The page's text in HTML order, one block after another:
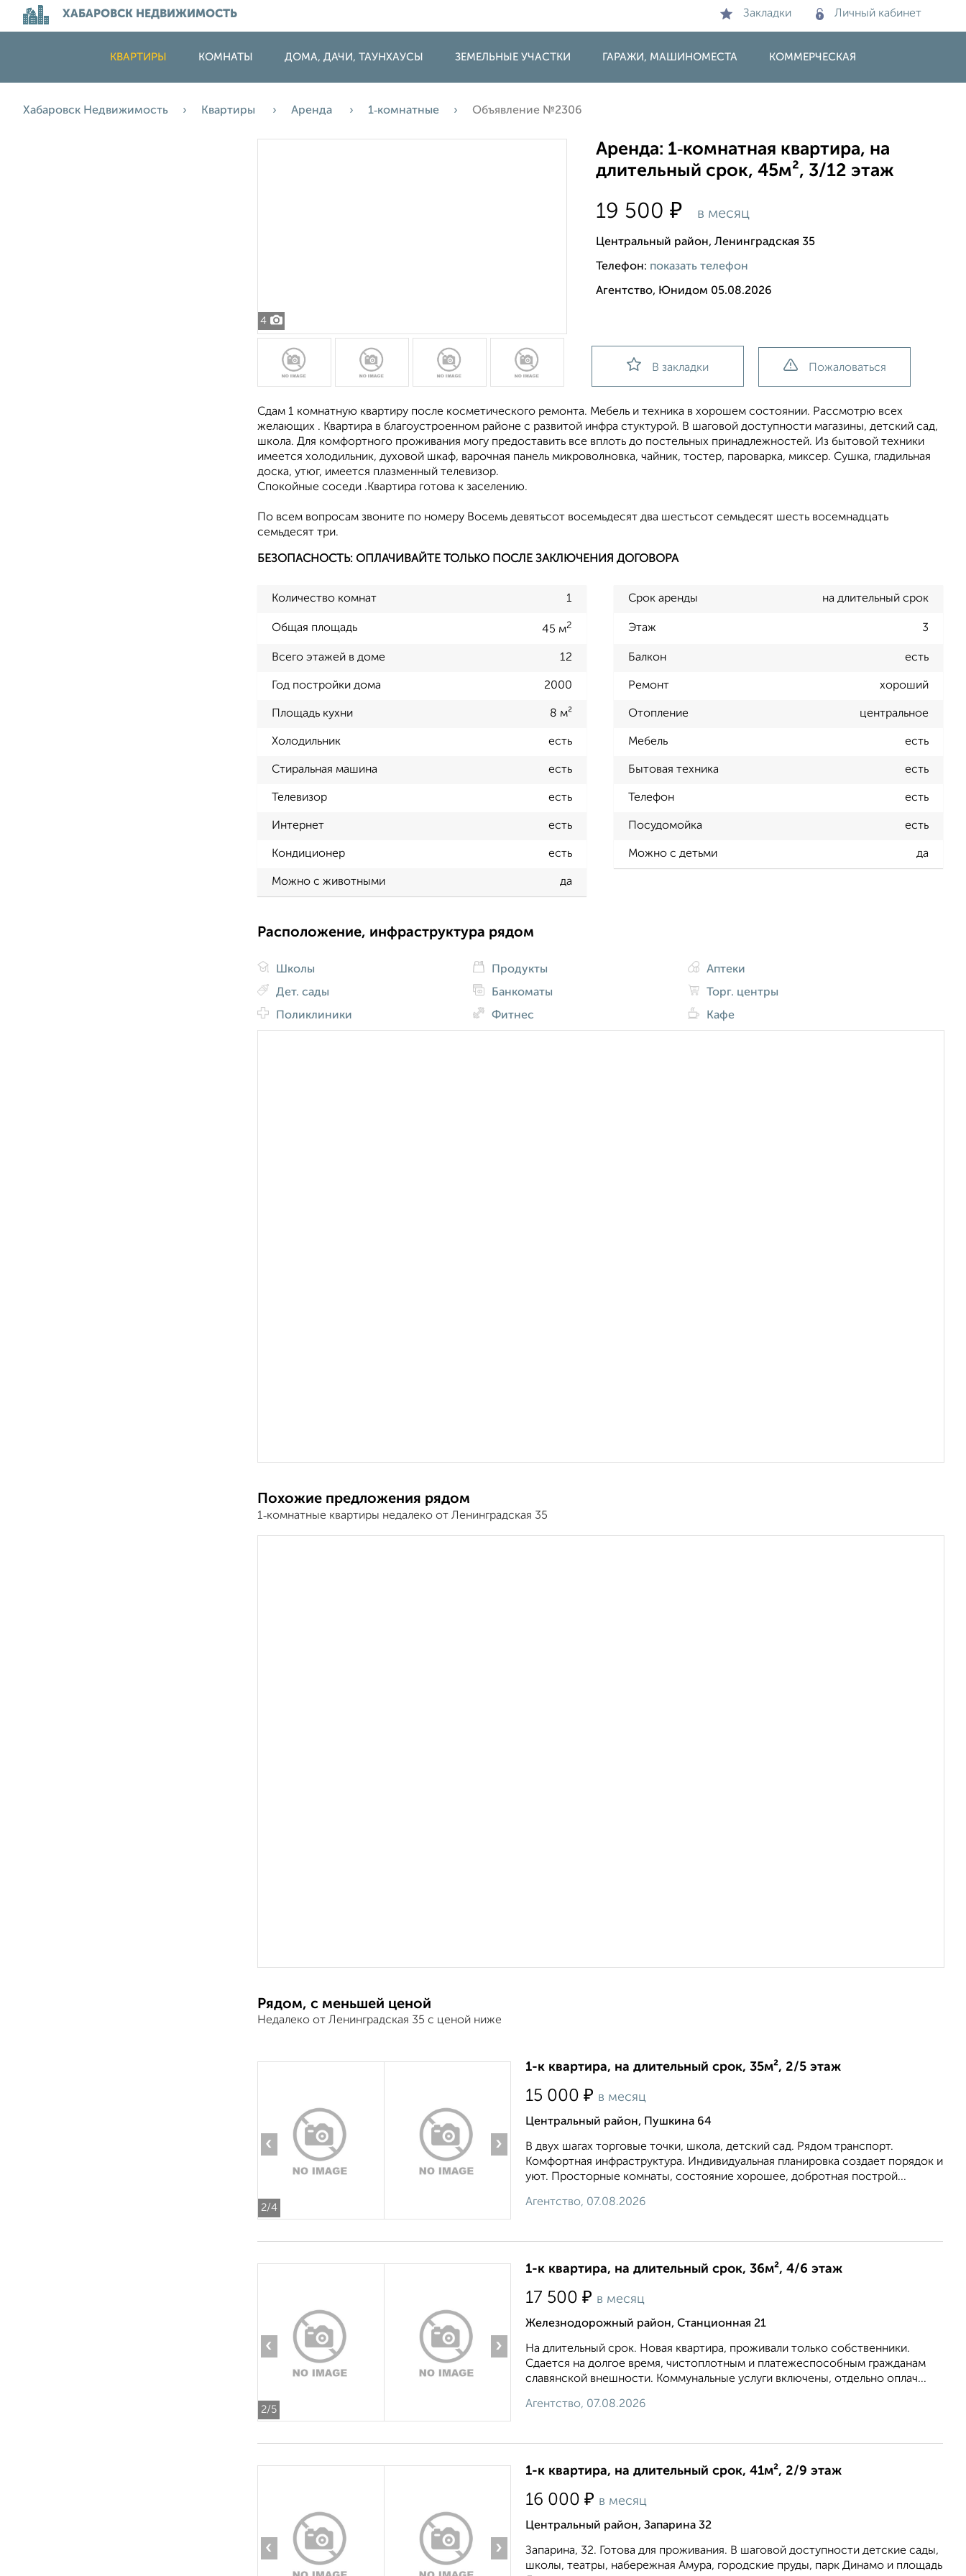
ХАБАРОВСК НЕДВИЖИМОСТЬ Закладки Личный кабинет
КВАРТИРЫ КОМНАТЫ ДОМА, ДАЧИ, ТАУНХАУСЫ ЗЕМЕЛЬНЫЕ УЧАСТКИ ГАРАЖИ, МАШИНОМЕСТА КОММЕРЧЕСКАЯ
Хабаровск Недвижимость Квартиры Аренда 1‑комнатные Объявление №2306
4
Аренда: 1‑комнатная квартира, на
длительный срок, 45м², 3/12 этаж
19 500₽ в месяц
Центральный район, Ленинградская 35
Телефон: показать телефон
Агентство, Юнидом 05.08.2026
В закладки Пожаловаться
Сдам 1 комнатную квартиру после косметического ремонта. Мебель и техника в хорошем состоянии. Рассмотрю всех
желающих . Квартира в благоустроенном районе с развитой инфра стуктурой. В шаговой доступности магазины, детский сад,
школа. Для комфортного проживания могу предоставить все вплоть до постельных принадлежностей. Из бытовой техники
имеется холодильник, духовой шкаф, варочная панель микроволновка, чайник, тостер, пароварка, миксер. Сушка, гладильная
доска, утюг, имеется плазменный телевизор.
Спокойные соседи .Квартира готова к заселению.
По всем вопросам звоните по номеру Восемь девятьсот восемьдесят два шестьсот семьдесят шесть восемнадцать
семьдесят три.
БЕЗОПАСНОСТЬ: ОПЛАЧИВАЙТЕ ТОЛЬКО ПОСЛЕ ЗАКЛЮЧЕНИЯ ДОГОВОРА
Количество комнат 1 Срок аренды на длительный срок
Общая площадь 45 м2 Этаж 3
Всего этажей в доме 12 Балкон есть
Год постройки дома 2000 Ремонт хороший
Площадь кухни 8 м² Отопление центральное
Холодильник есть Мебель есть
Стиральная машина есть Бытовая техника есть
Телевизор есть Телефон есть
Интернет есть Посудомойка есть
Кондиционер есть Можно с детьми да
Можно с животными да
Расположение, инфраструктура рядом
Школы
Дет. сады
Поликлиники
Продукты
Банкоматы
Фитнес
Аптеки
Торг. центры
Кафе
Похожие предложения рядом
1‑комнатные квартиры недалеко от Ленинградская 35
Рядом, с меньшей ценой
Недалеко от Ленинградская 35 с ценой ниже
2/4
‹ ›
1-к квартира, на длительный срок, 35м², 2/5 этаж
15 000 ₽ в месяц
Центральный район, Пушкина 64
В двух шагах торговые точки, школа, детский сад. Рядом транспорт.
Комфортная инфраструктура. Индивидуальная планировка создает порядок и
уют. Просторные комнаты, состояние хорошее, добротная построй...
Агентство, 07.08.2026
2/5
‹ ›
1-к квартира, на длительный срок, 36м², 4/6 этаж
17 500 ₽ в месяц
Железнодорожный район, Станционная 21
На длительный срок. Новая квартира, проживали только собственники.
Сдается на долгое время, чистоплотным и платежеспособным гражданам
славянской внешности. Коммунальные услуги включены, отдельно оплач...
Агентство, 07.08.2026
‹ ›
1-к квартира, на длительный срок, 41м², 2/9 этаж
16 000 ₽ в месяц
Центральный район, Запарина 32
Запарина, 32. Готова для проживания. В шаговой доступности детские сады,
школы, театры, набережная Амура, городские пруды, парк Динамо и площадь